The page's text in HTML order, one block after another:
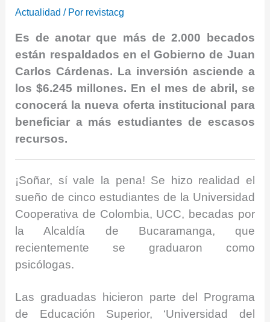
Actualidad / Por revistacg
Es de anotar que más de 2.000 becados
están respaldados en el Gobierno de Juan
Carlos Cárdenas. La inversión asciende a
los $6.245 millones. En el mes de abril, se
conocerá la nueva oferta institucional para
beneficiar a más estudiantes de escasos
recursos.
¡Soñar, sí vale la pena! Se hizo realidad el
sueño de cinco estudiantes de la Universidad
Cooperativa de Colombia, UCC, becadas por
la Alcaldía de Bucaramanga, que
recientemente se graduaron como
psicólogas.
Las graduadas hicieron parte del Programa
de Educación Superior, ‘Universidad del